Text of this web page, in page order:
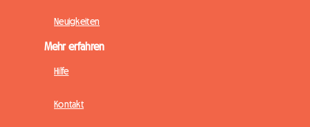
Neuigkeiten
Mehr erfahren
Hilfe
Kontakt